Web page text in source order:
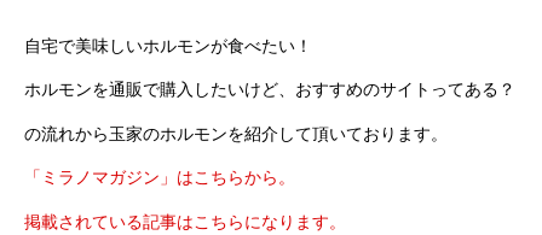
自宅で美味しいホルモンが食べたい！
ホルモンを通販で購入したいけど、おすすめのサイトってある？
の流れから玉家のホルモンを紹介して頂いております。
「ミラノマガジン」はこちらから。
掲載されている記事はこちらになります。